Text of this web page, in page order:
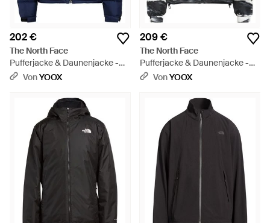
202 €
The North Face
Pufferjacke & Daunenjacke -
BlauVonYOOX
209 €
The North Face
Pufferjacke & Daunenjacke -
WeißVonYOOX